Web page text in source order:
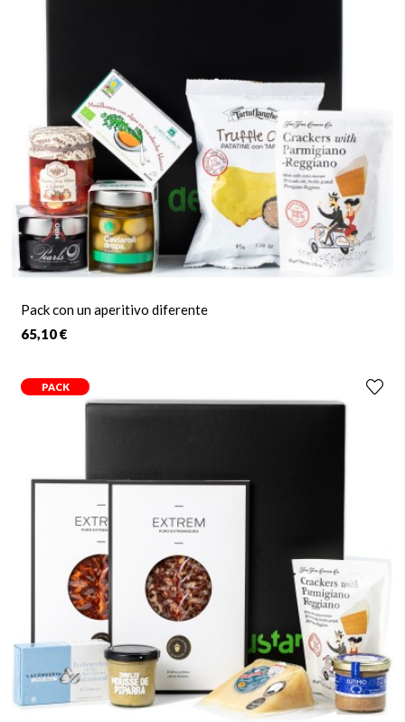
Pack con un aperitivo diferente
65,10 €
PACK